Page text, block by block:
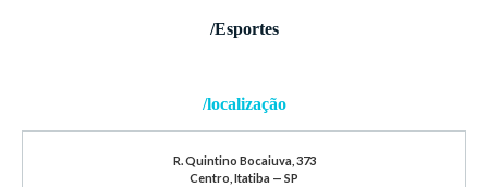
/Esportes
/localização
R. Quintino Bocaiuva, 373
Centro, Itatiba — SP